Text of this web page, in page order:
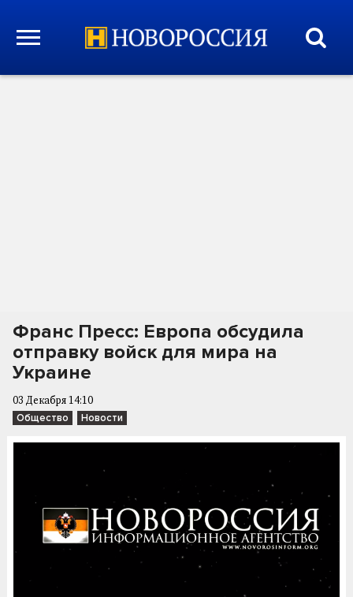
Франс Пресс: Европа обсудила
отправку войск для мира на
Украине
03 Декабря 14:10
Общество Новости